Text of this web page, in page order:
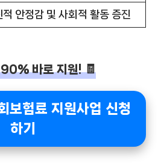
적 안정감 및 사회적 활동 증진
바로 지원! 🧾
보험료 지원사업 신청
하기